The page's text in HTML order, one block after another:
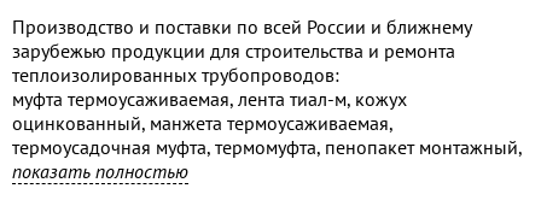
Производство и поставки по всей России и ближнему
зарубежью продукции для строительства и ремонта
теплоизолированных трубопроводов:
муфта термоусаживаемая, лента тиал-м, кожух
оцинкованный, манжета термоусаживаемая,
термоусадочная муфта, термомуфта, пенопакет монтажный,
замковая пластина, тиал, муфта ппу, гильза медная луженая,
показать полностью